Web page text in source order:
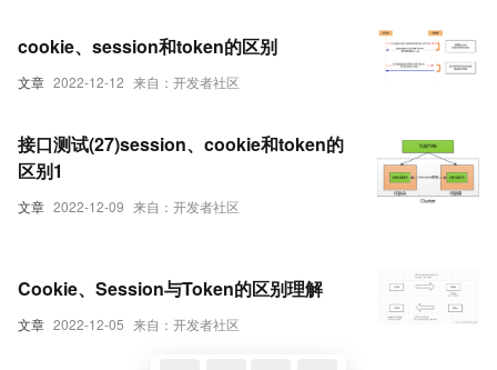
文章 2022-12-12 来自：开发者社区
cookie、session和token的区别
文章 2022-12-09 来自：开发者社区
接口测试(27)session、cookie和token的
区别1
文章 2022-12-05 来自：开发者社区
Cookie、Session与Token的区别理解